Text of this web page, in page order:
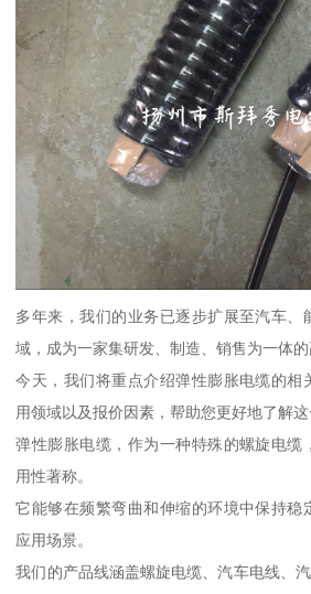
多年来，我们的业务已逐步扩展至汽车、
域，成为一家集研发、制造、销售为一体的
今天，我们将重点介绍弹性膨胀电缆的相
用领域以及报价因素，帮助您更好地了解这
弹性膨胀电缆，作为一种特殊的螺旋电缆
用性著称。
它能够在频繁弯曲和伸缩的环境中保持稳
应用场景。
我们的产品线涵盖螺旋电缆、汽车电线、